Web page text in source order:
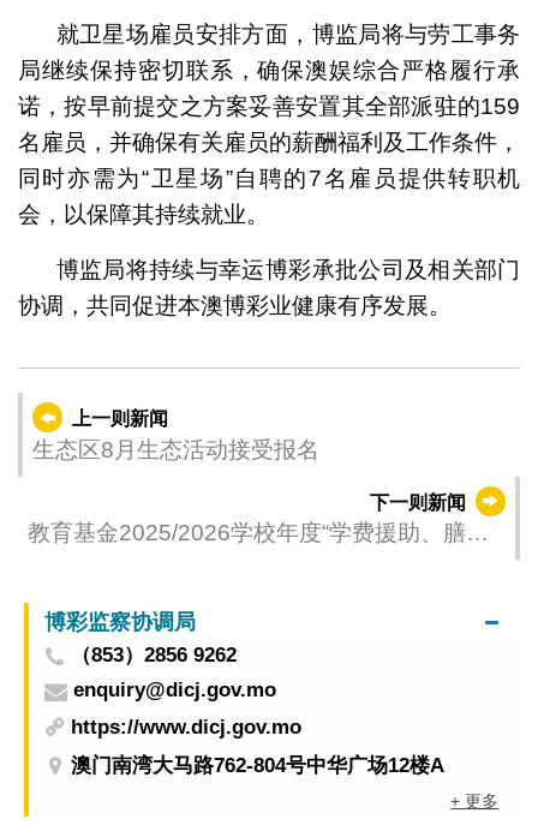
就卫星场雇员安排方面，博监局将与劳工事务
局继续保持密切联系，确保澳娱综合严格履行承
诺，按早前提交之方案妥善安置其全部派驻的159
名雇员，并确保有关雇员的薪酬福利及工作条件，
同时亦需为“卫星场”自聘的7名雇员提供转职机
会，以保障其持续就业。
博监局将持续与幸运博彩承批公司及相关部门
协调，共同促进本澳博彩业健康有序发展。
上一则新闻
生态区8月生态活动接受报名
下一则新闻
教育基金2025/2026学校年度“学费援助、膳食
博彩监察协调局
（853）2856 9262
enquiry@dicj.gov.mo
https://www.dicj.gov.mo
澳门南湾大马路762-804号中华广场12楼A
+ 更多